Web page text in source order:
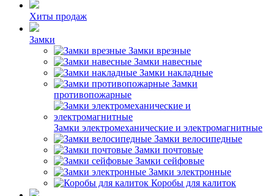
Хиты продаж
Замки
Замки врезные
Замки навесные
Замки накладные
Замки
противопожарные
Замки электромеханические и электромагнитные
Замки велосипедные
Замки почтовые
Замки сейфовые
Замки электронные
Коробы для калиток